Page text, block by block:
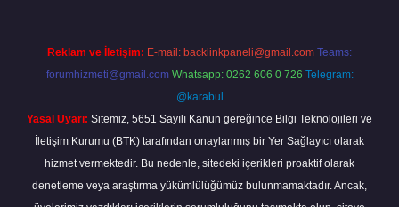
Reklam ve İletişim: E-mail: backlinkpaneli@gmail.com Teams:
forumhizmeti@gmail.com Whatsapp: 0262 606 0 726 Telegram:
@karabul
Yasal Uyarı: Sitemiz, 5651 Sayılı Kanun gereğince Bilgi Teknolojileri ve
İletişim Kurumu (BTK) tarafından onaylanmış bir Yer Sağlayıcı olarak
hizmet vermektedir. Bu nedenle, sitedeki içerikleri proaktif olarak
denetleme veya araştırma yükümlülüğümüz bulunmamaktadır. Ancak,